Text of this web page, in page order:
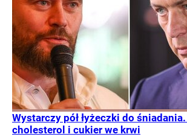
Wystarczy pół łyżeczki do
cholesterol i cukier we krwi